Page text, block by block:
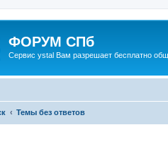
ФОРУМ СПб
Сервис ystal Вам разрешает бесплатно
Темы без ответов